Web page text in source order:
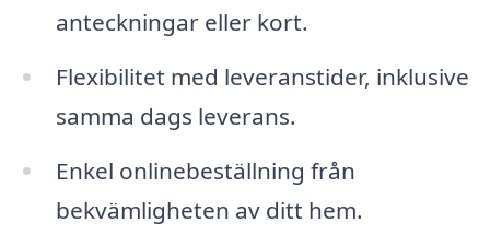
anteckningar eller kort.
Flexibilitet med leveranstider, inklusive
samma dags leverans.
Enkel onlinebeställning från
bekvämligheten av ditt hem.